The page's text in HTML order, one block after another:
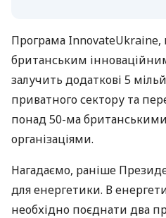
Програма InnovateUkrainе,
британським
залучить додаткові 5
приватного сектору та
понад 50-ма
організаціями.
Нагадаємо, раніше
для енергетики. В
необхідно поєднати два